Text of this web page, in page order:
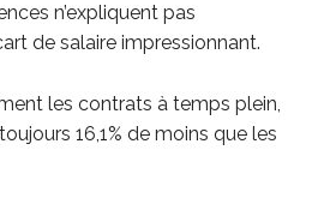
n’expliquent pas
de salaire impressionnant.
les contrats à temps plein,
16,1% de moins que les